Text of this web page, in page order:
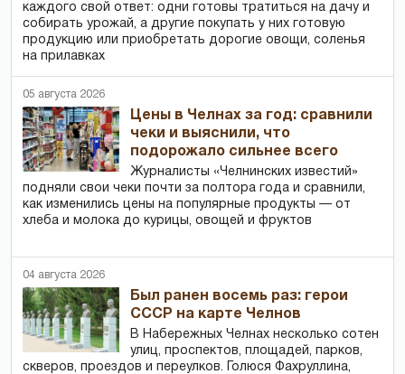
каждого свой ответ: одни готовы тратиться на дачу и
собирать урожай, а другие покупать у них готовую
продукцию или приобретать дорогие овощи, соленья
на прилавках
05 августа 2026
Цены в Челнах за год: сравнили
чеки и выяснили, что
подорожало сильнее всего
Журналисты «Челнинских известий»
подняли свои чеки почти за полтора года и сравнили,
как изменились цены на популярные продукты — от
хлеба и молока до курицы, овощей и фруктов
04 августа 2026
Был ранен восемь раз: герои
СССР на карте Челнов
В Набережных Челнах несколько сотен
улиц, проспектов, площадей, парков,
скверов, проездов и переулков. Голюся Фахруллина,